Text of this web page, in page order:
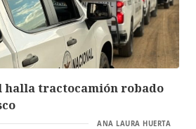
halla tractocamión robado
ANA LAURA HUERTA